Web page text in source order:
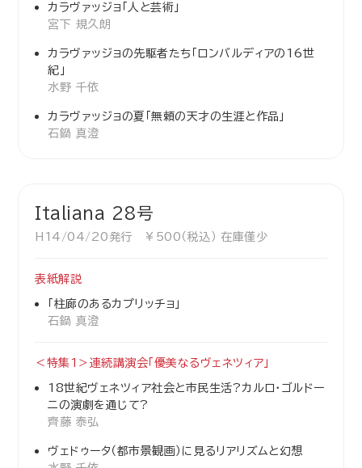
カラヴァッジョ「人と芸術」
宮下 規久朗
カラヴァッジョの先駆者たち「ロンバルディアの16世
紀」
水野 千依
カラヴァッジョの夏「無頼の天才の生涯と作品」
石鍋 真澄
Italiana 28号
H14/04/20発行 ￥500（税込） 在庫僅少
表紙解説
「柱廊のあるカプリッチョ」
石鍋 真澄
＜特集1＞連続講演会「優美なるヴェネツィア」
18世紀ヴェネツィア社会と市民生活?カルロ・ゴルドー
ニの演劇を通じて?
齊藤 泰弘
ヴェドゥータ（都市景観画）に見るリアリズムと幻想